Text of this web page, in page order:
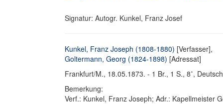
Signatur: Autogr. Kunkel, Franz Josef
Kunkel, Franz Joseph (1808-1880) [Verfasser],
Goltermann, Georg (1824-1898) [Adressat]
Frankfurt/M., 18.05.1873. - 1 Br., 1 S., 8˚,
Bemerkung:
Verf.: Kunkel, Franz Joseph; Adr.: Kapellmeister